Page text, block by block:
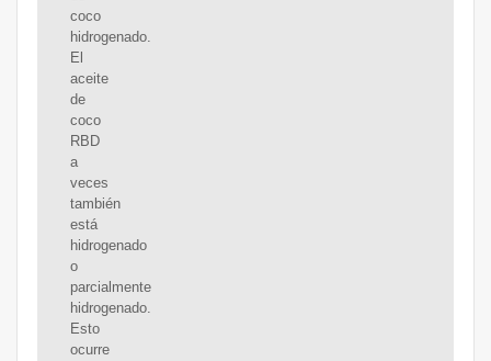
coco
hidrogenado.
El
aceite
de
coco
RBD
a
veces
también
está
hidrogenado
o
parcialmente
hidrogenado.
Esto
ocurre